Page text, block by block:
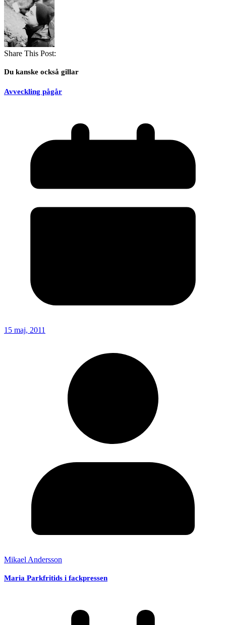
Share This Post:
Du kanske också gillar
Avveckling pågår
15 maj, 2011
Mikael Andersson
Maria Parkfritids i fackpressen